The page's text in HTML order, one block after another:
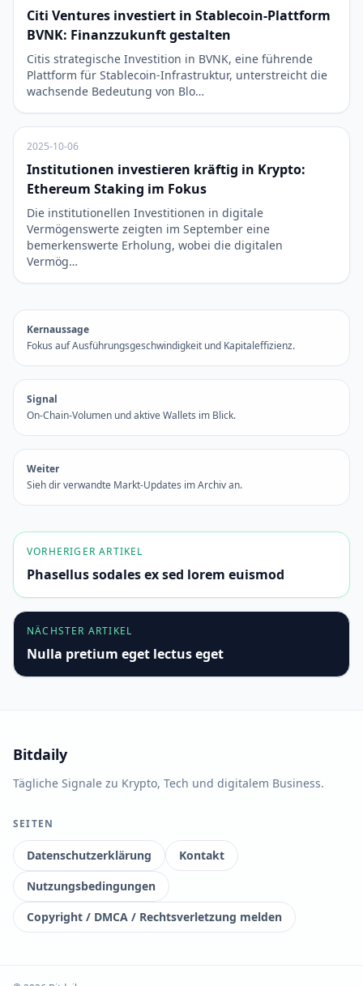
Citi Ventures investiert in Stablecoin-Plattform
BVNK: Finanzzukunft gestalten
Citis strategische Investition in BVNK, eine führende
Plattform für Stablecoin-Infrastruktur, unterstreicht die
wachsende Bedeutung von Blo…
2025-10-06
Institutionen investieren kräftig in Krypto:
Ethereum Staking im Fokus
Die institutionellen Investitionen in digitale
Vermögenswerte zeigten im September eine
bemerkenswerte Erholung, wobei die digitalen
Vermög…
Kernaussage
Fokus auf Ausführungsgeschwindigkeit und Kapitaleffizienz.
Signal
On-Chain-Volumen und aktive Wallets im Blick.
Weiter
Sieh dir verwandte Markt-Updates im Archiv an.
VORHERIGER ARTIKEL
Phasellus sodales ex sed lorem euismod
NÄCHSTER ARTIKEL
Nulla pretium eget lectus eget
Bitdaily
Tägliche Signale zu Krypto, Tech und digitalem Business.
SEITEN
Datenschutzerklärung
Kontakt
Nutzungsbedingungen
Copyright / DMCA / Rechtsverletzung melden